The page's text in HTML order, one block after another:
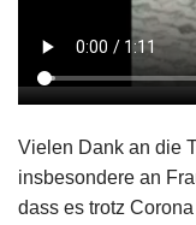
Vielen Dank an die
insbesondere an
dass es trotz